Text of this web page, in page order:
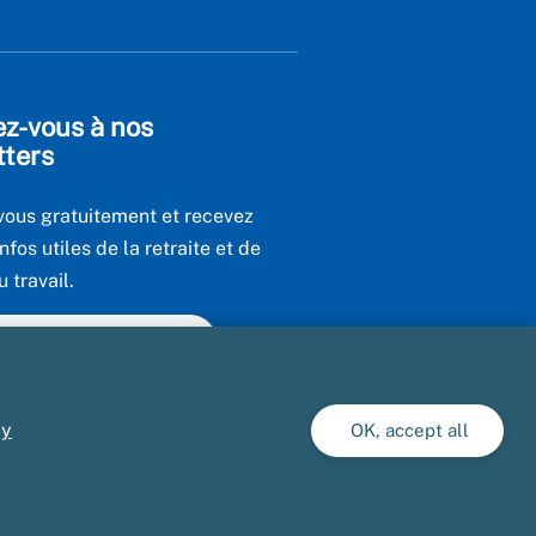
vous à nos
gratuitement et recevez
utiles de la retraite et de
travail.
OK, accept all